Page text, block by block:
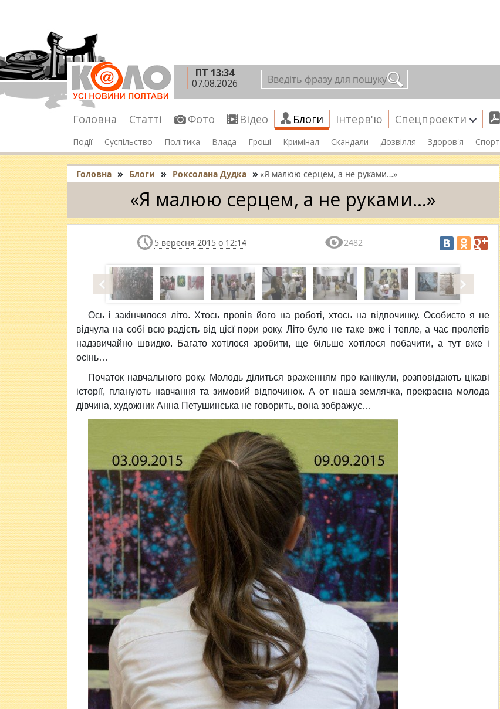
ПТ 13:34
07.08.2026
Головна Статті Фото Відео Блоги Інтерв'ю Спецпроекти
Події Суспільство Політика Влада Гроші Кримінал Скандали Дозвілля Здоров'я Спорт
Головна » Блоги » Роксолана Дудка » «Я малюю серцем, а не руками…»
«Я малюю серцем, а не руками…»
5 вересня 2015 о 12:14 2482
Ось і закінчилося літо. Хтось провів його на роботі, хтось на відпочинку. Особисто я не
відчула на собі всю радість від цієї пори року. Літо було не таке вже і тепле, а час пролетів
надзвичайно швидко. Багато хотілося зробити, ще більше хотілося побачити, а тут вже і
осінь…
Початок навчального року. Молодь ділиться враженням про канікули, розповідають цікаві
історії, планують навчання та зимовий відпочинок. А от наша землячка, прекрасна молода
дівчина, художник Анна Петушинська не говорить, вона зображує…